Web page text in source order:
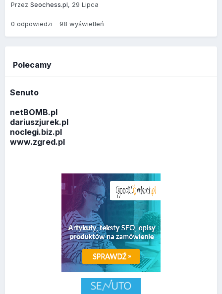
Przez Seochess.pl, 29 Lipca
0 odpowiedzi 98 wyświetleń
Polecamy
Senuto
netBOMB.pl
dariuszjurek.pl
noclegi.biz.pl
www.zgred.pl